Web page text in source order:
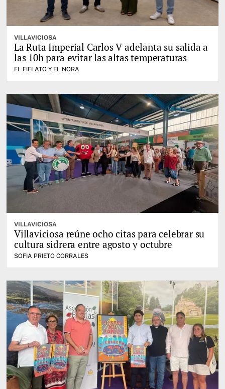
VILLAVICIOSA
La Ruta Imperial Carlos V adelanta su salida a
las 10h para evitar las altas temperaturas
EL FIELATO Y EL NORA
VILLAVICIOSA
Villaviciosa reúne ocho citas para celebrar su
cultura sidrera entre agosto y octubre
SOFIA PRIETO CORRALES